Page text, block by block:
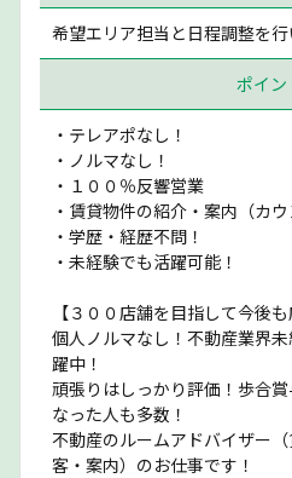
希望エリア担当と日程調整を行
ポイン
・テレアポなし！
・ノルマなし！
・１００％反響営業
・賃貸物件の紹介・案内（カウ
・学歴・経歴不問！
・未経験でも活躍可能！
【３００店舗を目指して今後も
個人ノルマなし！不動産業界
躍中！
頑張りはしっかり評価！歩合
なった人も多数！
不動産のルームアドバイザー
客・案内）のお仕事です！